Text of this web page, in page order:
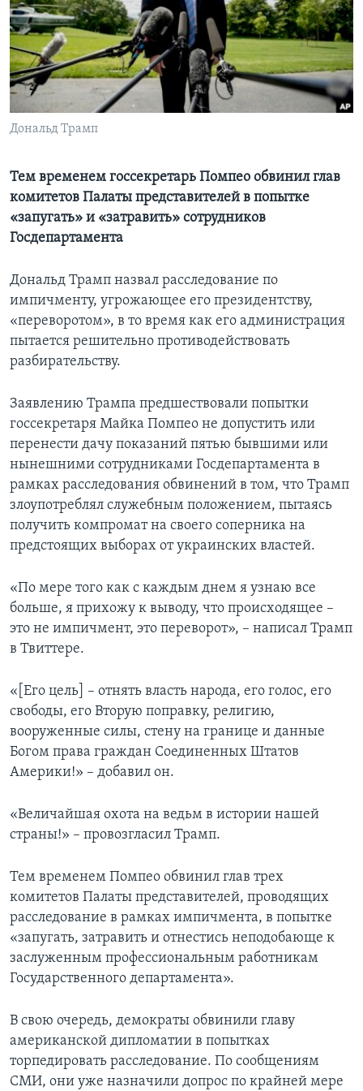
Learning English
СОЦИАЛЬНЫЕ СЕТИ
Дональд Трамп
Тем временем госсекретарь Помпео обвинил глав
комитетов Палаты представителей в попытке
«запугать» и «затравить» сотрудников
Госдепартамента
Дональд Трамп назвал расследование по
импичменту, угрожающее его президентству,
«переворотом», в то время как его администрация
пытается решительно противодействовать
разбирательству.
Заявлению Трампа предшествовали попытки
госсекретаря Майка Помпео не допустить или
перенести дачу показаний пятью бывшими или
нынешними сотрудниками Госдепартамента в
рамках расследования обвинений в том, что Трамп
злоупотреблял служебным положением, пытаясь
получить компромат на своего соперника на
предстоящих выборах от украинских властей.
«По мере того как с каждым днем я узнаю все
больше, я прихожу к выводу, что происходящее –
это не импичмент, это переворот», – написал Трамп
в Твиттере.
«[Его цель] – отнять власть народа, его голос, его
свободы, его Вторую поправку, религию,
вооруженные силы, стену на границе и данные
Богом права граждан Соединенных Штатов
Америки!» – добавил он.
«Величайшая охота на ведьм в истории нашей
страны!» – провозгласил Трамп.
Тем временем Помпео обвинил глав трех
комитетов Палаты представителей, проводящих
расследование в рамках импичмента, в попытке
«запугать, затравить и отнестись неподобающе к
заслуженным профессиональным работникам
Государственного департамента».
В свою очередь, демократы обвинили главу
американской дипломатии в попытках
торпедировать расследование. По сообщениям
СМИ, они уже назначили допрос по крайней мере